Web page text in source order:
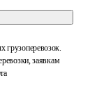
заявкам